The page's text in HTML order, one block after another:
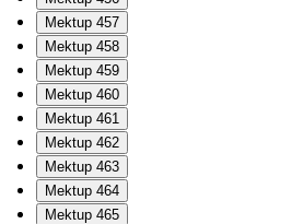
Mektup 457
Mektup 458
Mektup 459
Mektup 460
Mektup 461
Mektup 462
Mektup 463
Mektup 464
Mektup 465